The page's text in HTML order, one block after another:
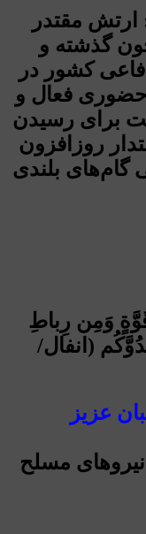
ارتش مقتدر
گذشته و
کشور در
فعال و
برای رسیدن
روزافزون
گام‌های بلندی
وَمِن رِباطِ
(انفال/
عزیز
نیروهای مسلح